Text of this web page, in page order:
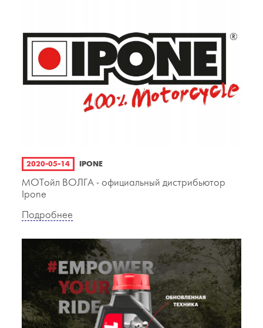
2020-05-14 IPONE
МОТойл ВОЛГА - официальный дистрибьютор
Ipone
Подробнее